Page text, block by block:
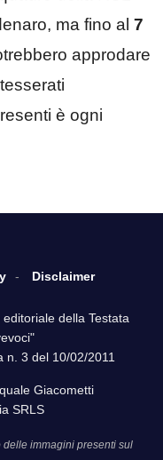
ma fino al 7
approdare
è ogni
Disclaimer
della Testata
n. 3 del 10/02/2011
Giacometti
SRLS
delle immagini presenti sul